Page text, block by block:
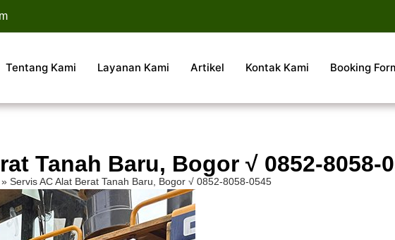
Tentang Kami Layanan Kami Artikel Kontak Kami Booking
Tanah Baru, Bogor √ 0852-8058-
Servis AC Alat Berat Tanah Baru, Bogor √ 0852-8058-0545